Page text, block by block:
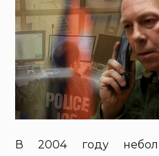
В 2004 году